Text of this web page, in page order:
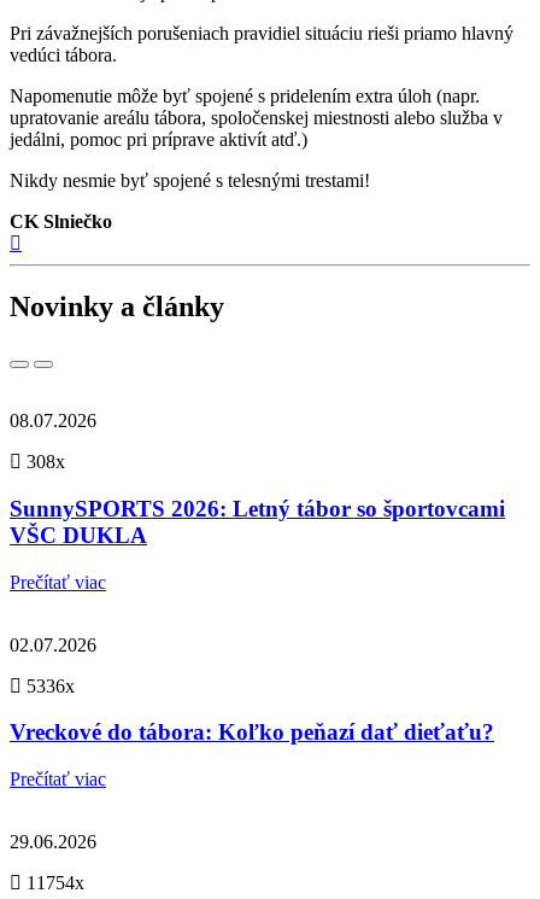
Pri závažnejších porušeniach pravidiel situáciu rieši priamo hlavný
vedúci tábora.
Napomenutie môže byť spojené s pridelením extra úloh (napr.
upratovanie areálu tábora, spoločenskej miestnosti alebo služba v
jedálni, pomoc pri príprave aktivít atď.)
Nikdy nesmie byť spojené s telesnými trestami!
CK Slniečko
Novinky a články
08.07.2026
308x
SunnySPORTS 2026: Letný tábor so športovcami
VŠC DUKLA
Prečítať viac
02.07.2026
5336x
Vreckové do tábora: Koľko peňazí dať dieťaťu?
Prečítať viac
29.06.2026
11754x